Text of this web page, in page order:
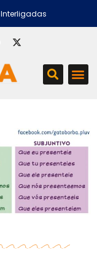
Interligadas